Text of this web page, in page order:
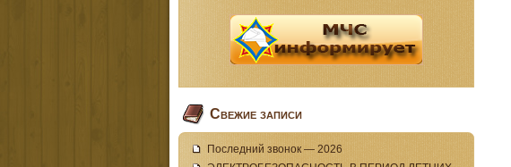
Свежие записи
Последний звонок — 2026